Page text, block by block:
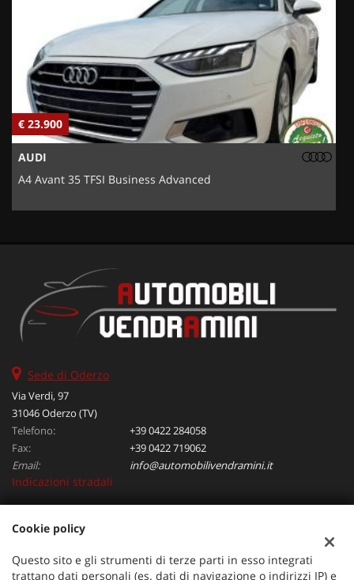
€ 23.900
AUDI
A4 Avant 35 TFSI Business Advanced
Sede di Oderzo
Via Verdi, 97
31046 Oderzo (TV)
Telefono:
+39 0422 284058
Fax:
+39 0422 719062
Email:
info@automobilivendramini.it
Indicazioni stradali
Dati fiscali:
Automobili Vendramini srl
Via Verdi, 97, Oderzo (TV)
Cookie policy
Questo sito e gli strumenti di terze parti in esso integrati
trattano dati personali (es. dati di navigazione o indirizzi IP) e